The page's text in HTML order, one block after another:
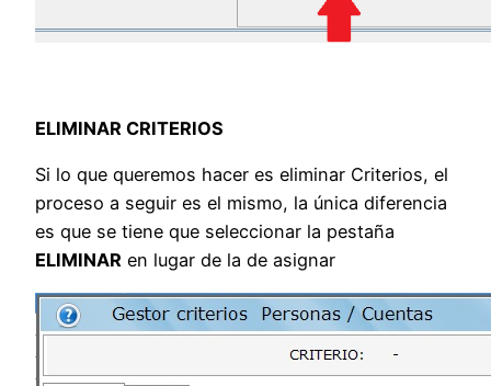
ELIMINAR CRITERIOS
Si lo que queremos hacer es eliminar Criterios, el
proceso a seguir es el mismo, la única diferencia
es que se tiene que seleccionar la pestaña
ELIMINAR en lugar de la de asignar